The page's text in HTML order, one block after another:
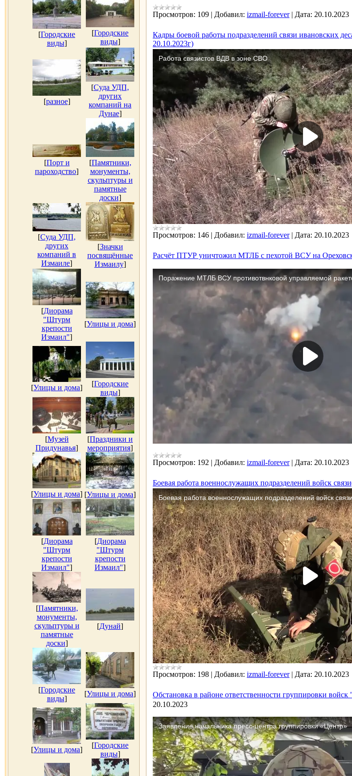
[Городские
виды]
[Городские
виды]
[разное]
[Суда УДП,
других
компаний на
Дунае]
[Порт и
пароходство]
[Памятники,
монументы,
скульптуры и
памятные
доски]
[Суда УДП,
других
компаний в
Измаиле]
[Значки
посвящённые
Измаилу]
[Диорама
"Штурм
крепости
Измаил"]
[Улицы и дома]
[Улицы и дома] [Городские
виды]
[Музей
Придунавья]
[Праздники и
мероприятия]
[Улицы и дома] [Улицы и дома]
[Диорама
"Штурм
крепости
Измаил"]
[Диорама
"Штурм
крепости
Измаил"]
[Памятники,
монументы,
скульптуры и
памятные
доски]
[Дунай]
[Городские
виды]
[Улицы и дома]
[Улицы и дома]
[Городские
виды]
Просмотров: 109 | Добавил: izmail-forever | Дата: 20.10.2023
Кадры боевой работы подразделений связи ивановских
20.10.2023г)
Просмотров: 146 | Добавил: izmail-forever | Дата: 20.10.2023
Расчёт ПТУР уничтожил МТЛБ с пехотой ВСУ на
Просмотров: 192 | Добавил: izmail-forever | Дата: 20.10.2023
Боевая работа военнослужащих подразделений войск
Просмотров: 198 | Добавил: izmail-forever | Дата: 20.10.2023
Обстановка в районе ответственности группировки
20.10.2023